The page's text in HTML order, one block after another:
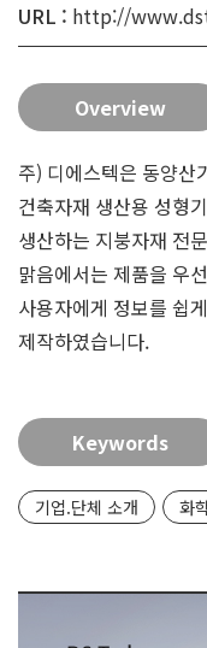
URL : http://
Overview
주) 디에스텍은 동양산
건축자재 생산용 성형
생산하는 지붕자재 전
맑음에서는 제품을 우
사용자에게 정보를 쉽
제작하였습니다.
Keywords
기업.단체 소개 화